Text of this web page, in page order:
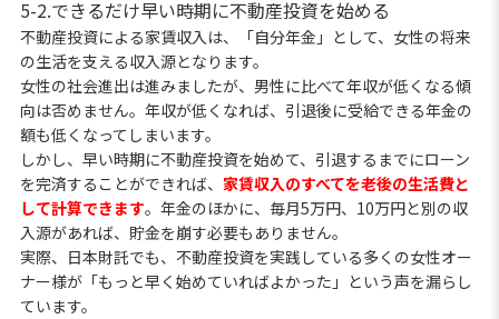
5-2.できるだけ早い時期に不動産投資を始める
不動産投資による家賃収入は、「自分年金」として、女性の将来
の生活を支える収入源となります。
女性の社会進出は進みましたが、男性に比べて年収が低くなる傾
向は否めません。年収が低くなれば、引退後に受給できる年金の
額も低くなってしまいます。
しかし、早い時期に不動産投資を始めて、引退するまでにローン
を完済することができれば、 家賃収入のすべてを老後の生活費と
して計算できます。年金のほかに、毎月5万円、10万円と別の収
入源があれば、貯金を崩す必要もありません。
実際、日本財託でも、不動産投資を実践している多くの女性オー
ナー様が「もっと早く始めていればよかった」という声を漏らし
ています。